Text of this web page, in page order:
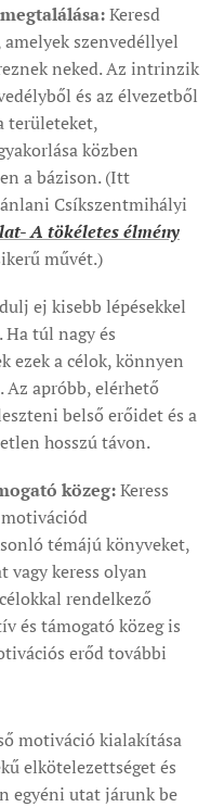
Keresd
szenvedéllyel
neked. Az intrinzik
és az élvezetből
területeket,
közben
a bázison. (Itt
Csíkszentmihályi
A tökéletes élmény
művét.)
ej kisebb lépésekkel
túl nagy és
ezek a célok, könnyen
apróbb, elérhető
belső erőidet és a
hosszú távon.
közeg:Keress
témájú könyveket,
vagy keress olyan
rendelkező
és támogató közeg is
erőd további
motiváció kialakítása
elkötelezettséget és
egyéni utat járunk be